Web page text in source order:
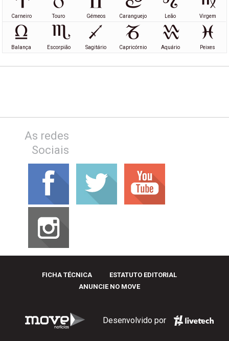
Carneiro Touro Gémeos Caranguejo Leão Virgem
Balança Escorpião Sagitário Capricórnio Aquário Peixes
As redes
Sociais
FICHA TÉCNICA
ESTATUTO EDITORIAL
ANUNCIE NO MOVE
Desenvolvido por